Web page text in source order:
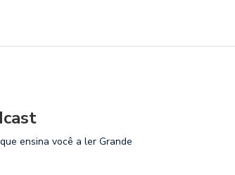
ensina você a ler Grande